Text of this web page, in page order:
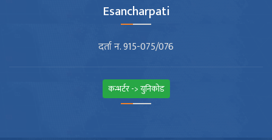
Esancharpati
दर्ता न. 915-075/076
कन्भर्टर -> युनिकोड